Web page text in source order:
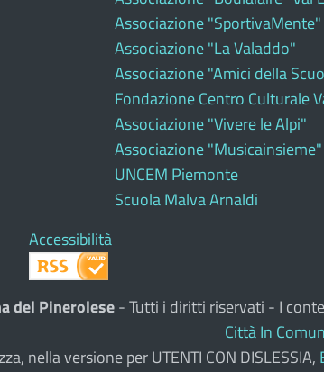
Associazione "SportivaMente"
Associazione "La Valaddo"
Associazione "Amici della
Fondazione Centro Culturale
Associazione "Vivere le Alpi"
Associazione "Musicainsieme"
UNCEM Piemonte
Scuola Malva Arnaldi
Accessibilità
del Pinerolese- Tutti i diritti riservati - I
Città In
nella versione per UTENTI CON DISLESSIA,